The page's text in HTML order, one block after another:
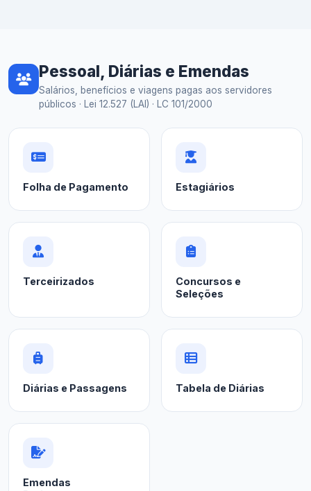
Pessoal, Diárias e Emendas
Salários, benefícios e viagens pagas aos servidores
públicos · Lei 12.527 (LAI) · LC 101/2000
Folha de Pagamento Estagiários
Terceirizados
Concursos e
Seleções
Diárias e Passagens Tabela de Diárias
Emendas